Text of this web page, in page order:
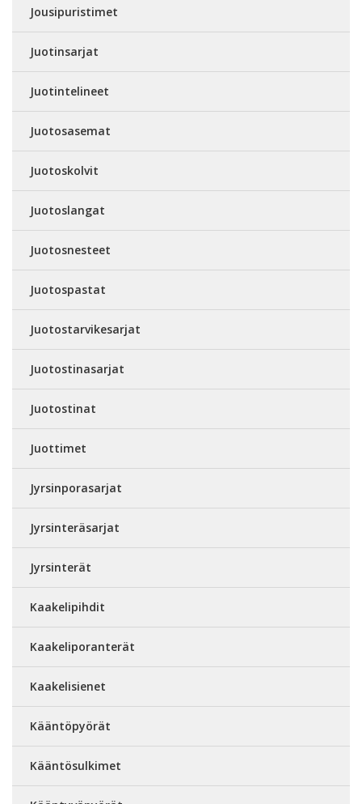
Jousipuristimet
Juotinsarjat
Juotintelineet
Juotosasemat
Juotoskolvit
Juotoslangat
Juotosnesteet
Juotospastat
Juotostarvikesarjat
Juotostinasarjat
Juotostinat
Juottimet
Jyrsinporasarjat
Jyrsinteräsarjat
Jyrsinterät
Kaakelipihdit
Kaakeliporanterät
Kaakelisienet
Kääntöpyörät
Kääntösulkimet